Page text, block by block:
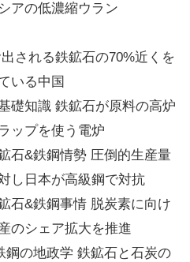
アの低濃縮ウラン
される鉄鉱石の70%近くを
いる中国
礎知識 鉄鉱石が原料の高炉
ップを使う電炉
石&鉄鋼情勢 圧倒的生産量
し日本が高級鋼で対抗
石&鉄鋼事情 脱炭素に向け
のシェア拡大を推進
鋼の地政学 鉄鉱石と石炭の